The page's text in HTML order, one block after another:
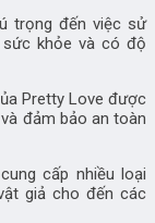
trọng đến việc sử
sức khỏe và có độ
Pretty Love được
đảm bảo an toàn
cấp nhiều loại
giả cho đến các